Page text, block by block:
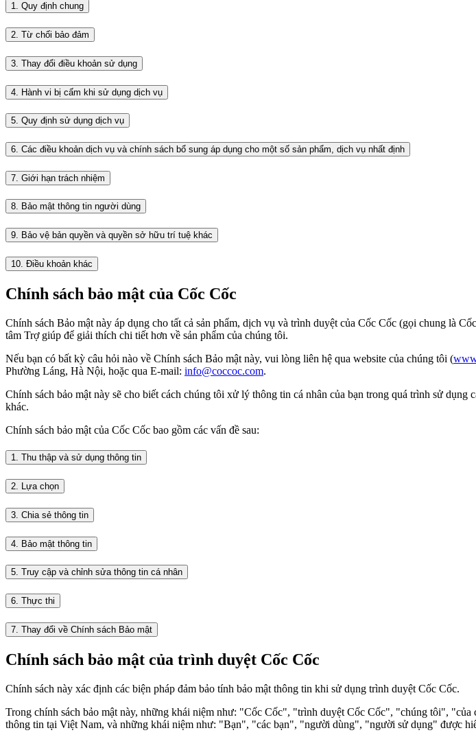
1. Quy định chung
2. Từ chối bảo đảm
3. Thay đổi điều khoản sử dụng
4. Hành vi bị cấm khi sử dụng dịch vụ
5. Quy định sử dụng dịch vụ
6. Các điều khoản dịch vụ và chính sách bổ sung áp dụng cho một số sản phẩm, dịch vụ nhất định
7. Giới hạn trách nhiệm
8. Bảo mật thông tin người dùng
9. Bảo vệ bản quyền và quyền sở hữu trí tuệ khác
10. Điều khoản khác
Chính sách bảo mật của Cốc Cốc
Chính sách Bảo mật này áp dụng cho tất cả sản phẩm, dịch vụ và trình duyệt của Cốc Cốc (gọi chung là
tâm Trợ giúp để giải thích chi tiết hơn về sản phẩm của chúng tôi.
Nếu bạn có bất kỳ câu hỏi nào về Chính sách Bảo mật này, vui lòng liên hệ qua website của chúng tôi (
Phường Láng, Hà Nội, hoặc qua E-mail: info@coccoc.com.
Chính sách bảo mật này sẽ cho biết cách chúng tôi xử lý thông tin cá nhân của bạn trong quá trình sử
khác.
Chính sách bảo mật của Cốc Cốc bao gồm các vấn đề sau:
1. Thu thập và sử dụng thông tin
2. Lựa chọn
3. Chia sẻ thông tin
4. Bảo mật thông tin
5. Truy cập và chỉnh sửa thông tin cá nhân
6. Thực thi
7. Thay đổi về Chính sách Bảo mật
Chính sách bảo mật của trình duyệt Cốc Cốc
Chính sách này xác định các biện pháp đảm bảo tính bảo mật thông tin khi sử dụng trình duyệt Cốc Cốc.
Trong chính sách bảo mật này, những khái niệm như: "Cốc Cốc", "trình duyệt Cốc Cốc", "chúng tôi",
thông tin tại Việt Nam, và những khái niệm như: "Bạn", "các bạn", "người dùng", "người sử dụng" được